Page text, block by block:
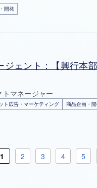
開発
ジェント：【興行本
トマネージャー
ト広告・マーケティング 商品企画・
1 2 3 4 5